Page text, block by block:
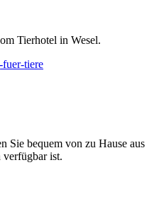
Tierhotel in Wesel.
Sie bequem von zu Hause aus
ist.